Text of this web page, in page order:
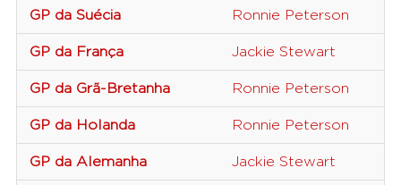
GP da Suécia Ronnie Peterson
GP da França Jackie Stewart
GP da Grã-Bretanha Ronnie Peterson
GP da Holanda Ronnie Peterson
GP da Alemanha Jackie Stewart